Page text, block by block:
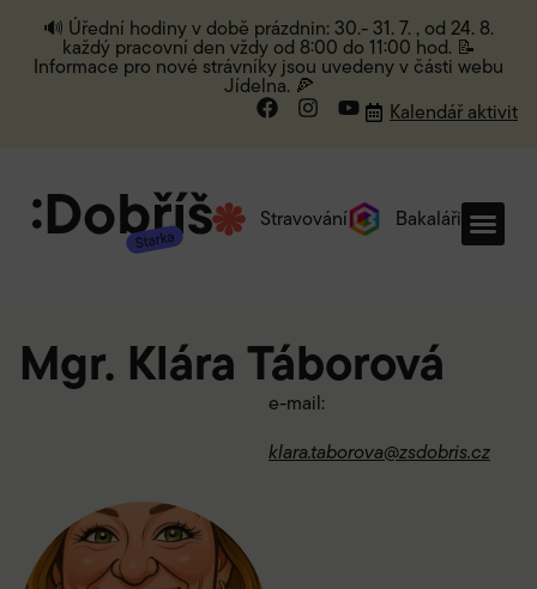
🔊 Úřední hodiny v době prázdnin: 30.- 31. 7. , od 24. 8.
každý pracovní den vždy od 8:00 do 11:00 hod. 📝
Informace pro nové strávníky jsou uvedeny v části webu
Jídelna. 🍕
Kalendář aktivit
Stravování Bakaláři
Mgr. Klára Táborová
e-mail:
klara.taborova@zsdobris.cz